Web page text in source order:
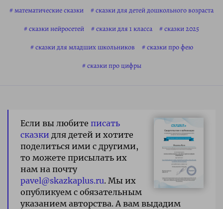
математические сказки
сказки для детей дошкольного возраста
сказки нейросетей
сказки для 1 класса
сказки 2025
сказки для младших школьников
сказки про фею
сказки про цифры
Если вы любите писать
сказки для детей и хотите
поделиться ими с другими,
то можете присылать их
нам на почту
pavel@skazkaplus.ru. Мы их
опубликуем с обязательным
указанием авторства. А вам выдадим